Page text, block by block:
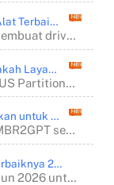
Rufus VS Ventoy: Mana yang Merupakan Alat Terbaik untuk Membuat USB Bootable?
Bandingkan Rufus dan Ventoy untuk membuat drive USB yang dapat di-boot. Pelajari perbedaan...
Ulasan EaseUS Partition Master 2026: Apakah Layak Digunakan?
Baca ulasan praktis kami tentang EaseUS Partition Master yang mencakup kloning disk, pengu...
Alternatif MBR2GPT yang Direkomendasikan untuk Windows
Artikel ini memperkenalkan alternatif MBR2GPT seperti EaseUS Partition Master, DiskGenius,...
Ulasan HDD Regenerator dan Alternatif Terbaiknya 2026 BARU💡
Baca ulasan HDD Regenerator ini di tahun 2026 untuk mempelajari fitur, keterbatasan, harga...